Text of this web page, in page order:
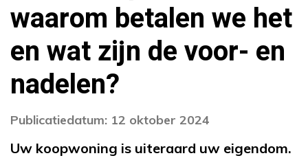
waarom betalen we het
en wat zijn de voor- en
nadelen?
Publicatiedatum: 12 oktober 2024
Uw koopwoning is uiteraard uw eigendom.